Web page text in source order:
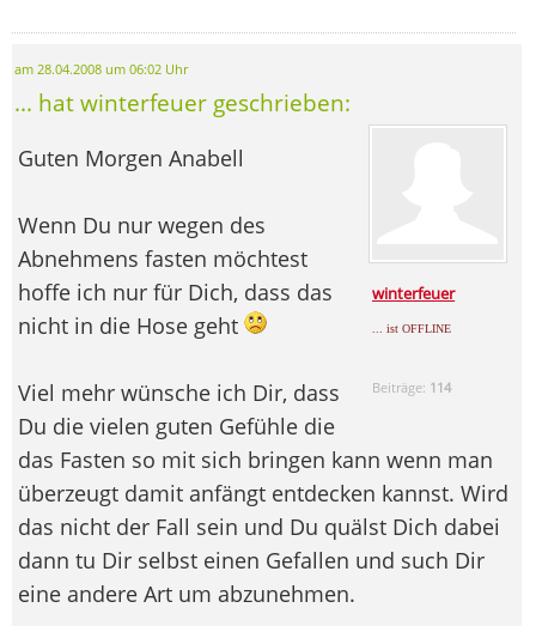
am 28.04.2008 um 06:02 Uhr
... hat winterfeuer geschrieben:
winterfeuer
... ist OFFLINE
Beiträge: 114
Guten Morgen Anabell
Wenn Du nur wegen des
Abnehmens fasten möchtest
hoffe ich nur für Dich, dass das
nicht in die Hose geht
Viel mehr wünsche ich Dir, dass
Du die vielen guten Gefühle die
das Fasten so mit sich bringen kann wenn man
überzeugt damit anfängt entdecken kannst. Wird
das nicht der Fall sein und Du quälst Dich dabei
dann tu Dir selbst einen Gefallen und such Dir
eine andere Art um abzunehmen.